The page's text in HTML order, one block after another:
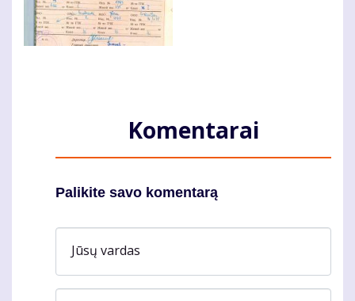
Komentarai
Palikite savo komentarą
Jūsų vardas